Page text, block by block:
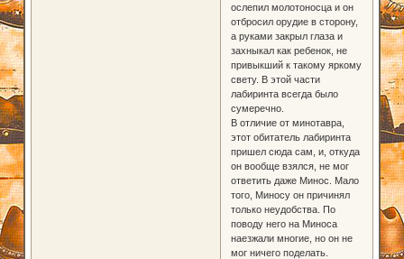
ослепил молотоносца и он
отбросил орудие в сторону,
а руками закрыл глаза и
захныкал как ребенок, не
привыкший к такому яркому
свету. В этой части
лабиринта всегда было
сумеречно.
В отличие от минотавра,
этот обитатель лабиринта
пришел сюда сам, и, откуда
он вообще взялся, не мог
ответить даже Минос. Мало
того, Миносу он причинял
только неудобства. По
поводу него на Миноса
наезжали многие, но он не
мог ничего поделать.